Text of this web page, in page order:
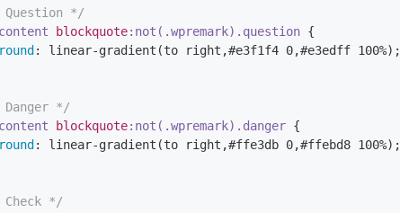
Question */
blockquote:not(.wpremark).question {
: linear-gradient (to right,#e3f1f4 0,#e3edff 100%);
Danger */
blockquote:not(.wpremark).danger {
: linear-gradient (to right,#ffe3db 0,#ffebd8 100%);
*/